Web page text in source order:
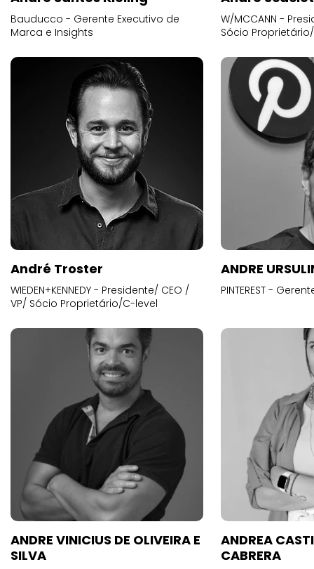
Bauducco - Gerente Executivo de
Marca e Insights
W/MCCANN -
Sócio
André Troster
WIEDEN+KENNEDY - Presidente/ CEO /
VP/ Sócio Proprietário/C-level
ANDRE
PINTEREST -
ANDRE VINICIUS DE OLIVEIRA E
SILVA
ANDREA
CABRERA